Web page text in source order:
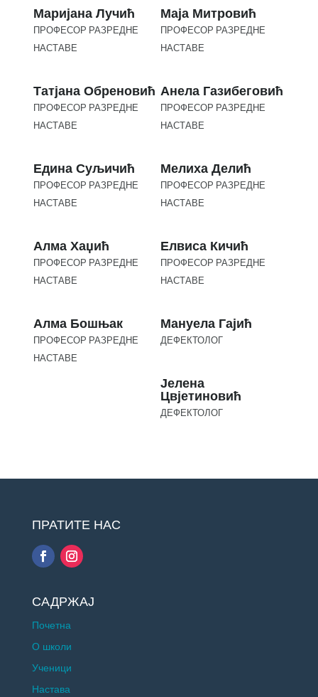
Маријана Лучић
ПРОФЕСОР РАЗРЕДНЕ
НАСТАВЕ
Маја Митровић
ПРОФЕСОР РАЗРЕДНЕ
НАСТАВЕ
Татјана Обреновић
ПРОФЕСОР РАЗРЕДНЕ
НАСТАВЕ
Анела Газибеговић
ПРОФЕСОР РАЗРЕДНЕ
НАСТАВЕ
Едина Суљичић
ПРОФЕСОР РАЗРЕДНЕ
НАСТАВЕ
Мелиха Делић
ПРОФЕСОР РАЗРЕДНЕ
НАСТАВЕ
Алма Хаџић
ПРОФЕСОР РАЗРЕДНЕ
НАСТАВЕ
Елвиса Кичић
ПРОФЕСОР РАЗРЕДНЕ
НАСТАВЕ
Алма Бошњак
ПРОФЕСОР РАЗРЕДНЕ
НАСТАВЕ
Мануела Гајић
ДЕФЕКТОЛОГ
Јелена
Цвјетиновић
ДЕФЕКТОЛОГ
ПРАТИТЕ НАС
САДРЖАЈ
Почетна
О школи
Ученици
Настава